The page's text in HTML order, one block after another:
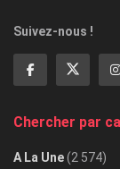
Suivez-nous !
Chercher par
A La Une(2 574)